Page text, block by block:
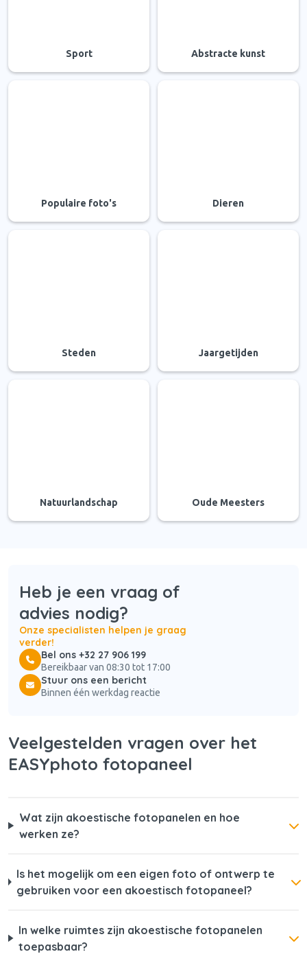
Sport Abstracte kunst
Populaire foto's Dieren
Steden Jaargetijden
Natuurlandschap Oude Meesters
Heb je een vraag of
advies nodig?
Onze specialisten helpen je graag
verder!
Bel ons +32 27 906 199
Bereikbaar van 08:30 tot 17:00
Stuur ons een bericht
Binnen één werkdag reactie
Veelgestelden vragen over het
EASYphoto fotopaneel
Wat zijn akoestische fotopanelen en hoe
werken ze?
Is het mogelijk om een eigen foto of ontwerp te
gebruiken voor een akoestisch fotopaneel?
In welke ruimtes zijn akoestische fotopanelen
toepasbaar?